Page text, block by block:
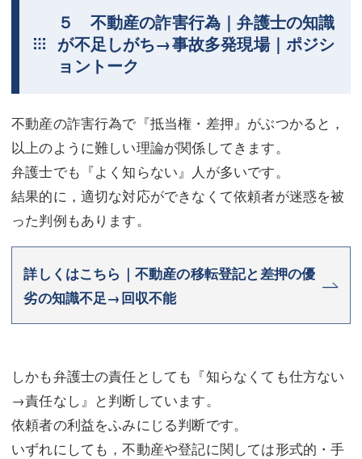
５ 不動産の詐害行為｜弁護士の知識
が不足しがち→事故多発現場｜ポジシ
ョントーク
不動産の詐害行為で『抵当権・差押』がぶつかると，
以上のように難しい理論が関係してきます。
弁護士でも『よく知らない』人が多いです。
結果的に，適切な対応ができなくて依頼者が迷惑を被
った判例もあります。
詳しくはこちら｜不動産の移転登記と差押の優
劣の知識不足→回収不能
しかも弁護士の責任としても『知らなくても仕方ない
→責任なし』と判断しています。
依頼者の利益をふみにじる判断です。
いずれにしても，不動産や登記に関しては形式的・手